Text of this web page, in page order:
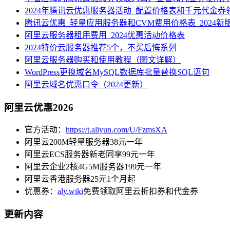
2024年腾讯云优惠服务器活动_配置价格表和千元代金券
腾讯云优惠_轻量应用服务器和CVM费用价格表_2024新
阿里云服务器租用费用_2024优惠活动价格表
2024特价云服务器推荐5个，不买后悔系列
阿里云服务器购买和使用教程（图文详解）
WordPress更换域名MySQL数据库批量替换SQL语句
阿里云域名优惠口令（2024更新）
阿里云优惠2026
官方活动： https://t.aliyun.com/U/FzmsXA
阿里云200M轻量服务器38元一年
阿里云ECS服务器新老同享99元一年
阿里云企业2核4G5M服务器199元一年
阿里云香港服务器25元1个月起
优惠券： aly.wiki免费领取阿里云折扣券和代金券
更新内容